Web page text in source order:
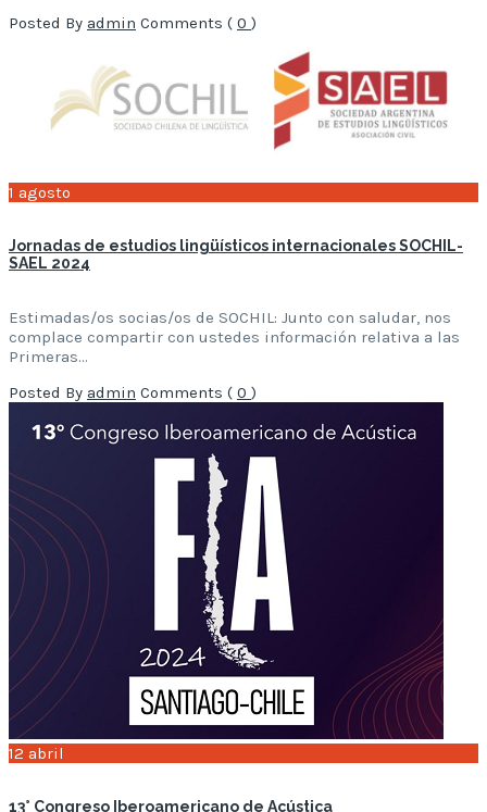
Posted By admin Comments ( 0 )
1 agosto
Jornadas de estudios lingüísticos internacionales SOCHIL-
SAEL 2024
Estimadas/os socias/os de SOCHIL: Junto con saludar, nos
complace compartir con ustedes información relativa a las
Primeras…
Posted By admin Comments ( 0 )
12 abril
13° Congreso Iberoamericano de Acústica